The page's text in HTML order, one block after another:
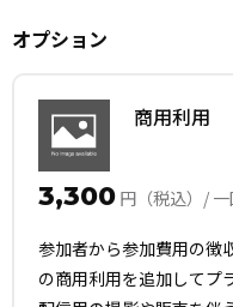
オプション
商用利用
3,300 円（税込）/ 一
参加者から参加費用の徴
の商用利用を追加してプ